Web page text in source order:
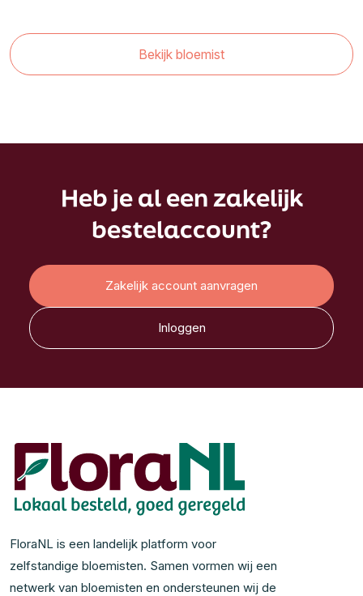
Bekijk bloemist
Heb je al een zakelijk
bestelaccount?
Zakelijk account aanvragen
Inloggen
FloraNL is een landelijk platform voor
zelfstandige bloemisten. Samen vormen wij een
netwerk van bloemisten en ondersteunen wij de